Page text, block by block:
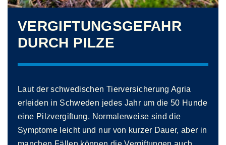
VERGIFTUNGSGEFAHR
DURCH PILZE
Laut der schwedischen Tierversicherung Agria
erleiden in Schweden jedes Jahr um die 50 Hunde
eine Pilzvergiftung. Normalerweise sind die
Symptome leicht und nur von kurzer Dauer, aber in